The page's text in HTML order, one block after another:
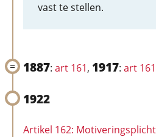
vast te stellen.
1887: art 161, 1917: art 161
1922
Artikel 162: